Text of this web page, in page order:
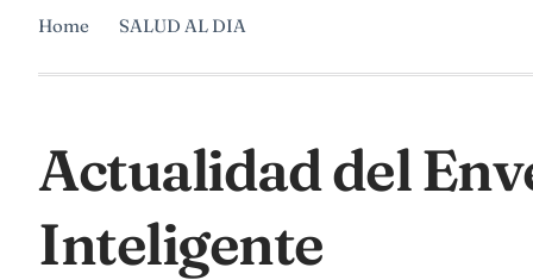
Home SALUD AL DIA
Actualidad del
Inteligente